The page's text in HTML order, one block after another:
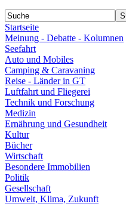
Startseite
Meinung - Debatte - Kolumnen
Seefahrt
Auto und Mobiles
Camping & Caravaning
Reise - Länder in GT
Luftfahrt und Fliegerei
Technik und Forschung
Medizin
Ernährung und Gesundheit
Kultur
Bücher
Wirtschaft
Besondere Immobilien
Politik
Gesellschaft
Umwelt, Klima, Zukunft